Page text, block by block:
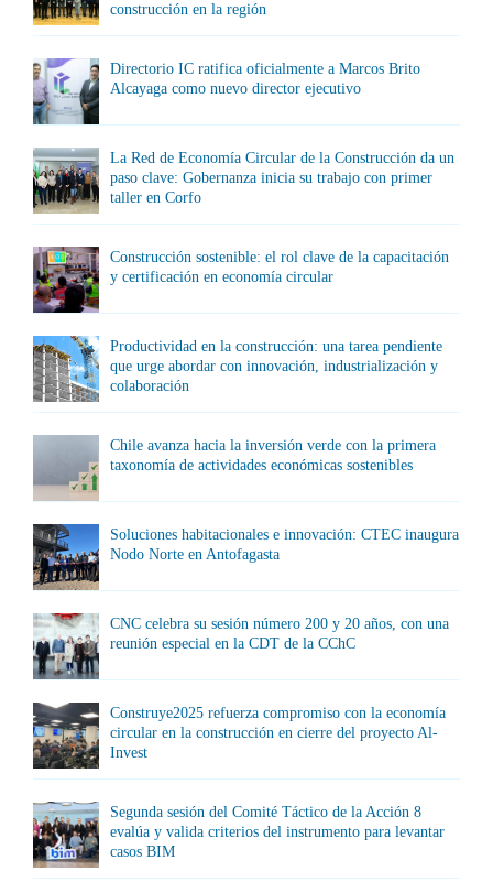
construcción en la región
Directorio IC ratifica oficialmente a Marcos Brito
Alcayaga como nuevo director ejecutivo
La Red de Economía Circular de la Construcción da un
paso clave: Gobernanza inicia su trabajo con primer
taller en Corfo
Construcción sostenible: el rol clave de la capacitación
y certificación en economía circular
Productividad en la construcción: una tarea pendiente
que urge abordar con innovación, industrialización y
colaboración
Chile avanza hacia la inversión verde con la primera
taxonomía de actividades económicas sostenibles
Soluciones habitacionales e innovación: CTEC inaugura
Nodo Norte en Antofagasta
CNC celebra su sesión número 200 y 20 años, con una
reunión especial en la CDT de la CChC
Construye2025 refuerza compromiso con la economía
circular en la construcción en cierre del proyecto Al-
Invest
Segunda sesión del Comité Táctico de la Acción 8
evalúa y valida criterios del instrumento para levantar
casos BIM